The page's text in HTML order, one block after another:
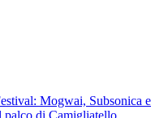
Mogwai, Subsonica e
palco di Camigliatello